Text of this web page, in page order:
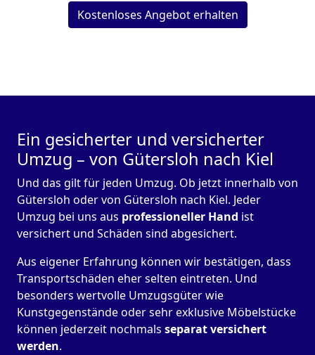
Kostenloses Angebot erhalten
Ein gesicherter und versicherter
Umzug – von Gütersloh nach Kiel
Und das gilt für jeden Umzug. Ob jetzt innerhalb von
Gütersloh oder von Gütersloh nach Kiel. Jeder
Umzug bei uns aus professioneller Hand ist
versichert und Schäden sind abgesichert.
Aus eigener Erfahrung können wir bestätigen, dass
Transportschäden eher selten eintreten. Und
besonders wertvolle Umzugsgüter wie
Kunstgegenstände oder sehr exklusive Möbelstücke
können jederzeit nochmals separat versichert
werden.